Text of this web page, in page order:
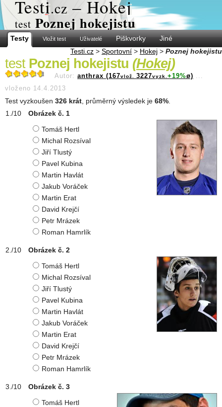
Testi.cz – Hokej
test Poznej hokejistu
Testy Vložit test Uživatelé Piškvorky
Jiné
Testi.cz > Sportovní > Hokej > Poznej hokejistu
test Poznej hokejistu (Hokej)
Autor: anthrax (167vlož. 3227vyzk. +19%ø) ...
vloženo 14.4.2013
Test vyzkoušen 326 krát , průměrný výsledek je 68%
Obrázek č. 1
Tomáš Hertl
Michal Rozsíval
Jiří Tlustý
Pavel Kubina
Martin Havlát
Jakub Voráček
Martin Erat
David Krejčí
Petr Mrázek
Roman Hamrlík
Obrázek č. 2
Tomáš Hertl
Michal Rozsíval
Jiří Tlustý
Pavel Kubina
Martin Havlát
Jakub Voráček
Martin Erat
David Krejčí
Petr Mrázek
Roman Hamrlík
Obrázek č. 3
Tomáš Hertl